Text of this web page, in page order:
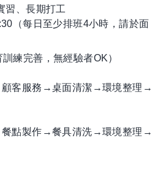
習、長期打工
（每日至少排班4小時，請於面
練完善，無經驗者OK）
客服務→桌面清潔→環境整理→
點製作→餐具清洗→環境整理→